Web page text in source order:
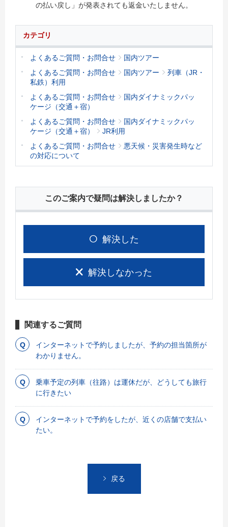
の払い戻し」が発表されても返金いたしません。
カテゴリ
よくあるご質問・お問合せ
国内ツアー
よくあるご質問・お問合せ
国内ツアー
列車（JR・
私鉄）利用
よくあるご質問・お問合せ
国内ダイナミックパッ
ケージ（交通＋宿）
よくあるご質問・お問合せ
国内ダイナミックパッ
ケージ（交通＋宿）
JR利用
よくあるご質問・お問合せ
悪天候・災害発生時など
の対応について
このご案内で疑問は解決しましたか？
解決した
解決しなかった
関連するご質問
インターネットで予約しましたが、予約の担当箇所が
わかりません。
乗車予定の列車（往路）は運休だが、どうしても旅行
に行きたい
インターネットで予約をしたが、近くの店舗で支払い
たい。
戻る